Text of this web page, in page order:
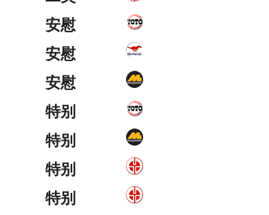
安慰
安慰
安慰
特别
特别
特别
特别